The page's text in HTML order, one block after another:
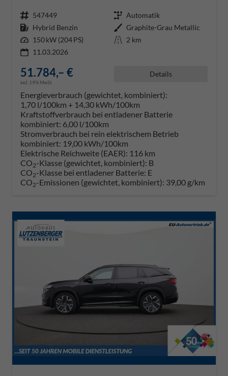
Fahrzeugnr. 547449 Getriebe Automatik
Kraftstoff Hybrid Benzin Außenfarbe Graphite-Grau Metallic
Leistung 150 kW (204 PS) Kilometerstand 2 km
11.03.2026
51.784,– €
incl. 19% MwSt.
Details
Energieverbrauch (gewichtet, kombiniert):
1,70 l/100km + 14,30 kWh/100km
Kraftstoffverbrauch bei entladener Batterie
kombiniert: 6,00 l/100km
Stromverbrauch bei rein elektrischem Betrieb
kombiniert: 19,00 kWh/100km
Elektrische Reichweite (EAER): 116 km
CO2-Klasse (gewichtet, kombiniert): B
CO2-Klasse bei entladener Batterie: E
CO2-Emissionen (gewichtet, kombiniert): 39,00 g/km